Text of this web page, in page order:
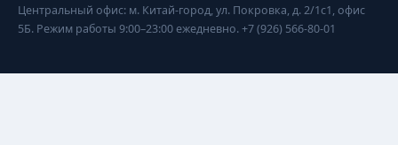
Центральный офис: м. Китай-город, ул. Покровка, д. 2/1с1, офис
5Б. Режим работы 9:00–23:00 ежедневно. +7 (926) 566-80-01